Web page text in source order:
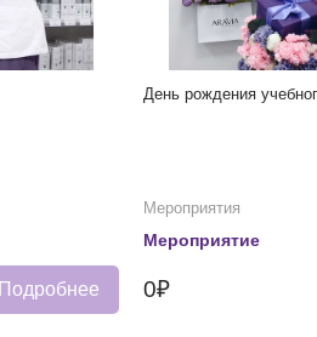
Подробнее
День рождения
Мероприятия
Мероприятие
0₽